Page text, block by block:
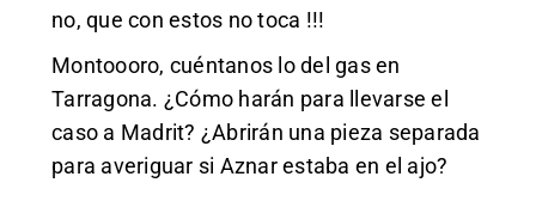
no, que con estos no toca !!!
Montoooro, cuéntanos lo del gas en
Tarragona. ¿Cómo harán para llevarse el
caso a Madrit? ¿Abrirán una pieza separada
para averiguar si Aznar estaba en el ajo?